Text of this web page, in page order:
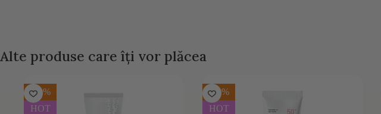
Alte produse care îți vor plăcea
-20%
HOT
-30%
HOT